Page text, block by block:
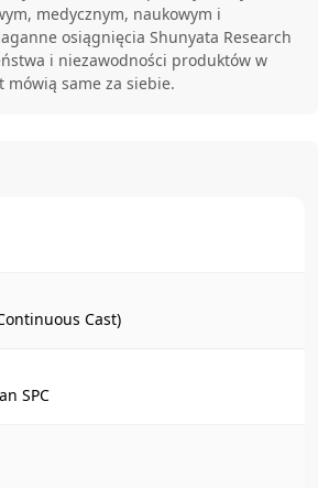
medycznym, naukowym i
osiągnięcia Shunyata Research
i niezawodności produktów w
same za siebie.
Cast)
SPC